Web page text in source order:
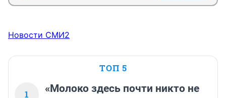
Новости СМИ2
ТОП 5
1
«Молоко здесь почти никто не